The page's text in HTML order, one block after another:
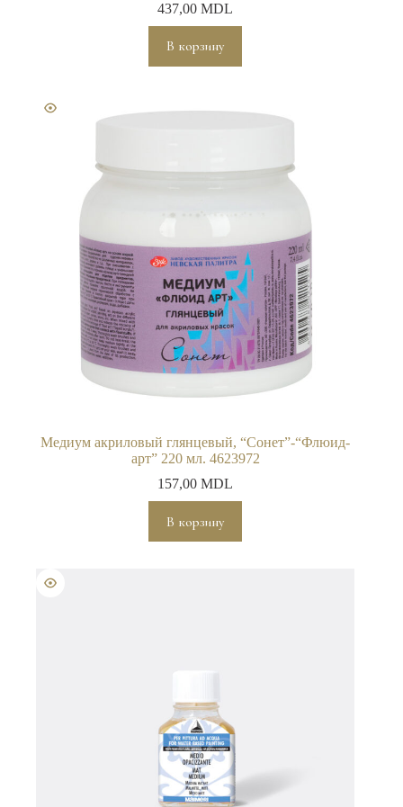
437,00MDL
В корзину
Медиум акриловый глянцевый, “Сонет”-“Флюид-
арт” 220 мл. 4623972
157,00MDL
В корзину